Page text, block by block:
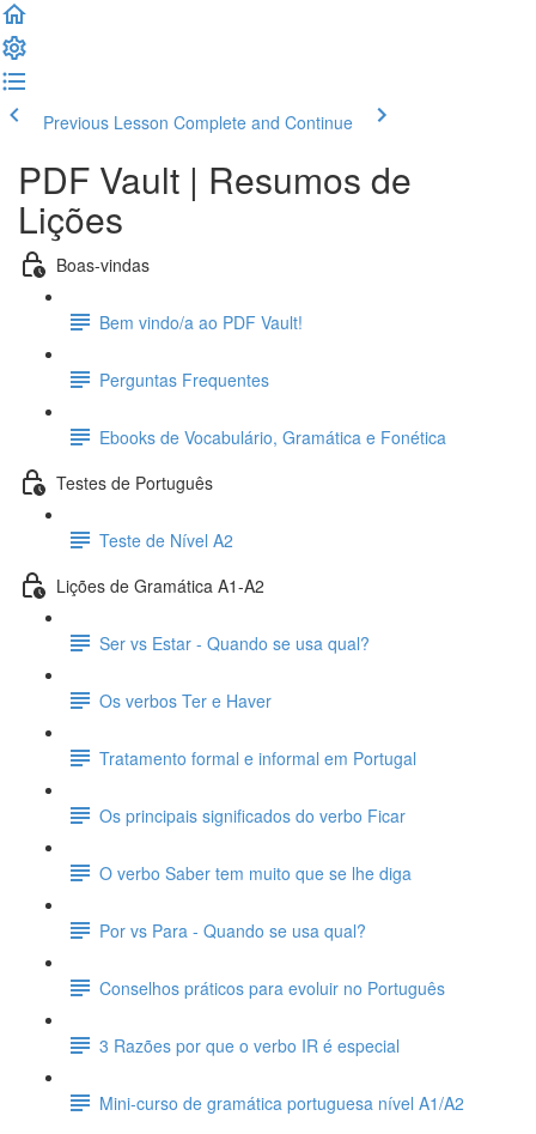
Previous Lesson Complete and Continue
PDF Vault | Resumos de
Lições
Boas-vindas
Bem vindo/a ao PDF Vault!
Perguntas Frequentes
Ebooks de Vocabulário, Gramática e Fonética
Testes de Português
Teste de Nível A2
Lições de Gramática A1-A2
Ser vs Estar - Quando se usa qual?
Os verbos Ter e Haver
Tratamento formal e informal em Portugal
Os principais significados do verbo Ficar
O verbo Saber tem muito que se lhe diga
Por vs Para - Quando se usa qual?
Conselhos práticos para evoluir no Português
3 Razões por que o verbo IR é especial
Mini-curso de gramática portuguesa nível A1/A2